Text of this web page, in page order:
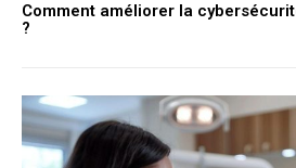
Comment améliorer la
?